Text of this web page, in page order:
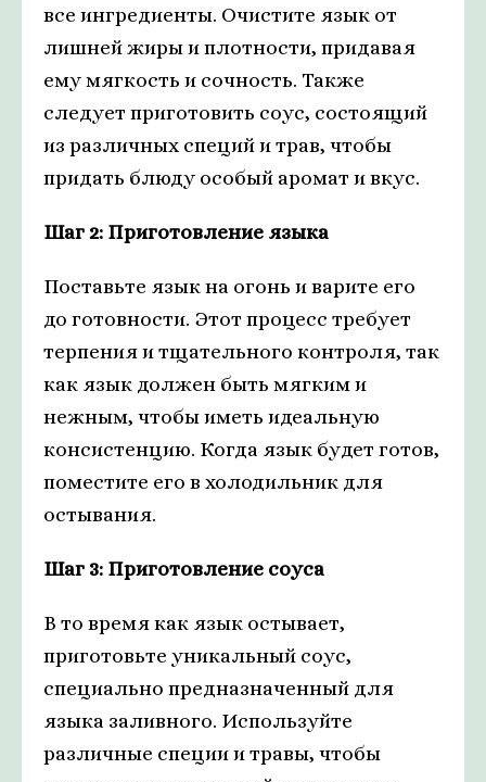
все ингредиенты. Очистите язык от
лишней жиры и плотности, придавая
ему мягкость и сочность. Также
следует приготовить соус, состоящий
из различных специй и трав, чтобы
придать блюду особый аромат и вкус.
Шаг 2: Приготовление языка
Поставьте язык на огонь и варите его
до готовности. Этот процесс требует
терпения и тщательного контроля, так
как язык должен быть мягким и
нежным, чтобы иметь идеальную
консистенцию. Когда язык будет готов,
поместите его в холодильник для
остывания.
Шаг 3: Приготовление соуса
В то время как язык остывает,
приготовьте уникальный соус,
специально предназначенный для
языка заливного. Используйте
различные специи и травы, чтобы